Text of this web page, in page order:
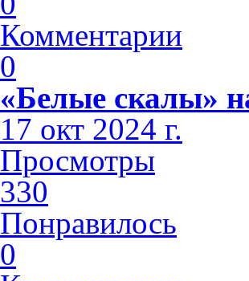
Комментарии
0
«Белые скалы»
17 окт 2024 г.
Просмотры
330
Понравилось
0